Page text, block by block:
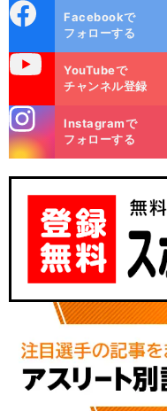
ok
Facebookで
フォローする
YouTubeで
チャンネル登録
m
Instagramで
フォローする